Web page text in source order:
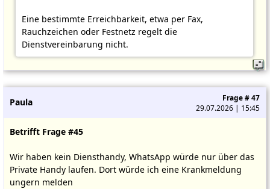
Eine bestimmte Erreichbarkeit, etwa per Fax,
Rauchzeichen oder Festnetz regelt die
Dienstvereinbarung nicht.
Paula
Frage # 47
29.07.2026 | 15:45
Betrifft Frage #45
Wir haben kein Diensthandy, WhatsApp würde nur über das
Private Handy laufen. Dort würde ich eine Krankmeldung
ungern melden